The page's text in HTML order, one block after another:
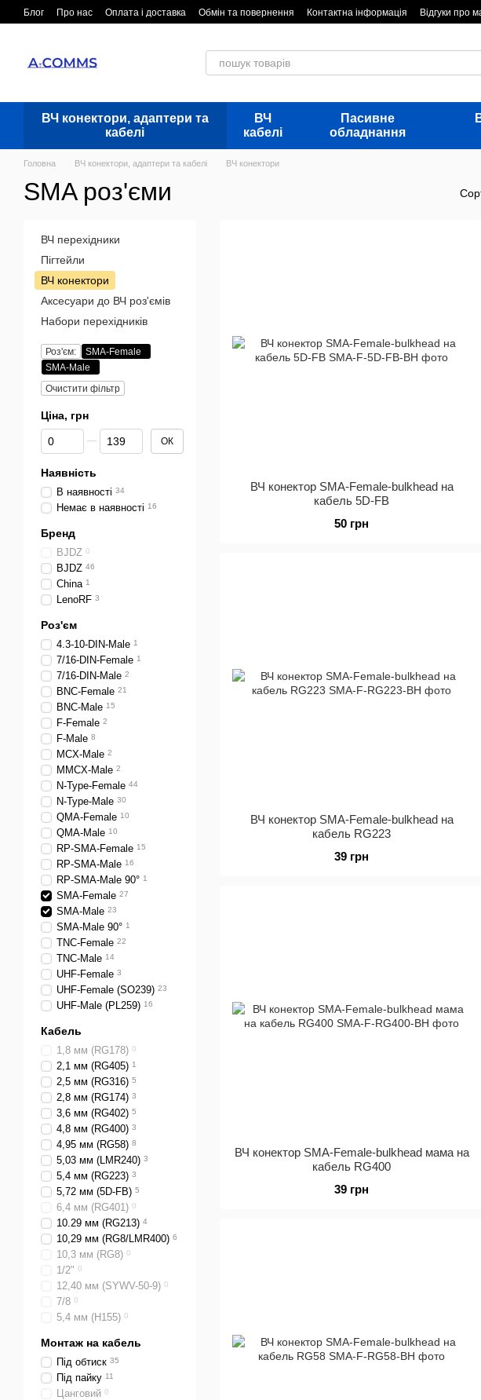
Перейти до основного контенту
Блог Про нас Оплата і доставка Обмін та повернення Контактна інформація Відгуки про
ВЧ конектори, адаптери та
кабелі
ВЧ
кабелі
Пасивне
обладнання
Головна ВЧ конектори, адаптери та кабелі ВЧ конектори
SMA роз'єми
ВЧ конектор SMA-Female-bulkhead на
кабель 5D-FB
50 грн
ВЧ конектор SMA-Female-bulkhead на
кабель RG223
39 грн
ВЧ конектор SMA-Female-bulkhead мама на
кабель RG400
39 грн
ВЧ перехідники
Пігтейли
ВЧ конектори
Аксесуари до ВЧ роз'ємів
Набори перехідників
Роз'єм:
SMA-Female
SMA-Male
Очистити фільтр
Ціна, грн
Від Ціна, грн
До Ціна, грн ОК
Наявність
В наявності 34
Немає в наявності 16
Бренд
BJDZ 0
BJDZ 46
China 1
LenoRF 3
Роз'єм
4.3-10-DIN-Male 1
7/16-DIN-Female 1
7/16-DIN-Male 2
BNC-Female 21
BNC-Male 15
F-Female 2
F-Male 8
MCX-Male 2
MMCX-Male 2
N-Type-Female 44
N-Type-Male 30
QMA-Female 10
QMA-Male 10
RP-SMA-Female 15
RP-SMA-Male 16
RP-SMA-Male 90° 1
SMA-Female 27
SMA-Male 23
SMA-Male 90° 1
TNC-Female 22
TNC-Male 14
UHF-Female 3
UHF-Female (SO239) 23
UHF-Male (PL259) 16
Кабель
1,8 мм (RG178) 0
2,1 мм (RG405) 1
2,5 мм (RG316) 5
2,8 мм (RG174) 3
3,6 мм (RG402) 5
4,8 мм (RG400) 3
4,95 мм (RG58) 8
5,03 мм (LMR240) 3
5,4 мм (RG223) 3
5,72 мм (5D-FB) 5
6,4 мм (RG401) 0
10.29 мм (RG213) 4
10,29 мм (RG8/LMR400) 6
10,3 мм (RG8) 0
1/2" 0
12,40 мм (SYWV-50-9) 0
7/8 0
5,4 мм (H155) 0
Монтаж на кабель
Під обтиск 35
Під пайку 11
Цанговий 0